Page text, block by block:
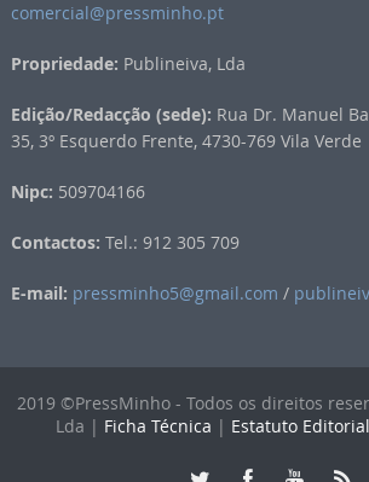
comercial@pressminho.pt
Propriedade: Publineiva, Lda
Edição/Redacção (sede): Rua Dr. Manuel
35, 3º Esquerdo Frente, 4730-769 Vila Verde
Nipc: 509704166
Contactos: Tel.: 912 305 709
E-mail: pressminho5@gmail.com /
2019 ©PressMinho - Todos os direitos
Lda | Ficha Técnica | Estatuto Editorial